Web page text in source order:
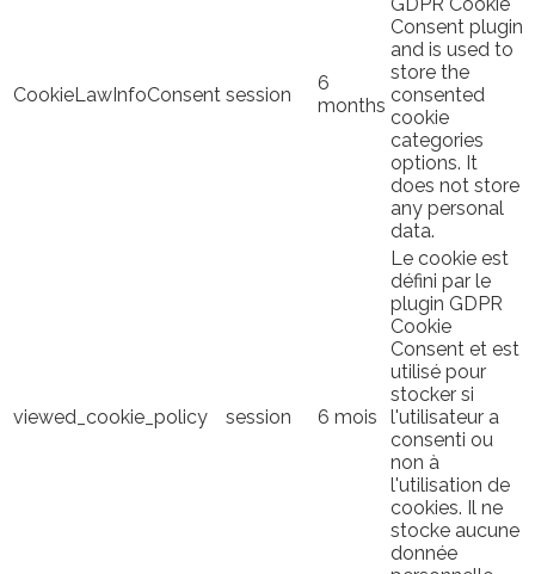
CookieLawInfoConsent session
6
months
Consent plugin
and is used to
store the
consented
cookie
categories
options. It
does not store
any personal
data.
viewed_cookie_policy session 6 mois
Le cookie est
défini par le
plugin GDPR
Cookie
Consent et est
utilisé pour
stocker si
l'utilisateur a
consenti ou
non à
l'utilisation de
cookies. Il ne
stocke aucune
donnée